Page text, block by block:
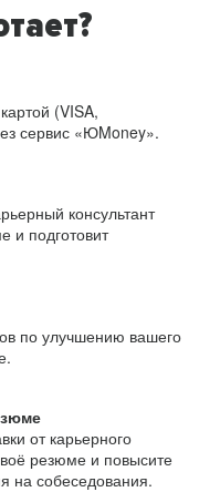
(VISA,
сервис «ЮMoney».
консультант
и подготовит
по улучшению вашего
от карьерного
резюме и повысите
на собеседования.